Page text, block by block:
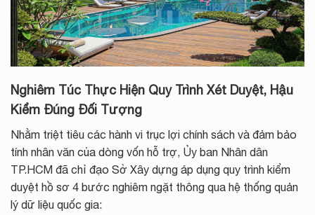
Nghiêm Túc Thực Hiện Quy Trình Xét Duyệt, Hậu
Kiểm Đúng Đối Tượng
Nhằm triệt tiêu các hành vi trục lợi chính sách và đảm bảo
tính nhân văn của dòng vốn hỗ trợ, Ủy ban Nhân dân
TP.HCM đã chỉ đạo Sở Xây dựng áp dụng quy trình kiểm
duyệt hồ sơ 4 bước nghiêm ngặt thông qua hệ thống quản
lý dữ liệu quốc gia: